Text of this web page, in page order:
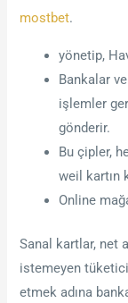
mostbet.
yönetip,
Bankalar
işlemler
gönderir.
Bu çipler,
weil kartın
Online
Sanal kartlar, net
istemeyen
etmek adına